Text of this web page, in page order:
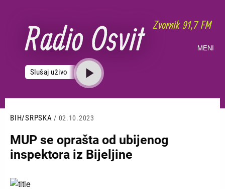
sadržaj
MENI
Slušaj uživo
BIH/SRPSKA / 02.10.2023
MUP se oprašta od ubijenog
inspektora iz Bijeljine
Slika